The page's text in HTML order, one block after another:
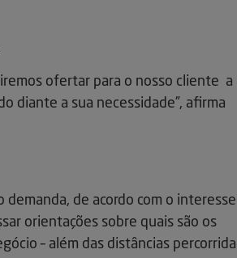
ofertar para o nosso cliente a
diante a sua necessidade”, afirma
demanda, de acordo com o
orientações sobre quais são os
– além das distâncias